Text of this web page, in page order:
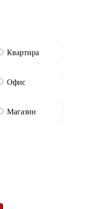
Квартира
Офис
Магазин